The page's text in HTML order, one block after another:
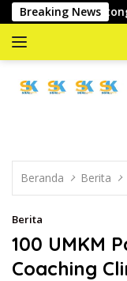
Langsung
ke
konten
Breaking News
Moutong Buka
mengabarkan
Beranda Berita
Berita
100 UMKM
Coaching